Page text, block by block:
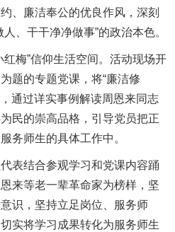
、廉洁奉公的优良作风，深刻
、干干净净做事”的政治本色。
红梅”信仰生活空间。活动现场开
题的专题党课，将“廉洁修
通过详实事例解读周恩来同志
民的崇高品格，引导党员把正
务师生的具体工作中。
表结合参观学习和党课内容踊
来等老一辈革命家为榜样，坚
识，坚持立足岗位、服务师
实将学习成果转化为服务师生